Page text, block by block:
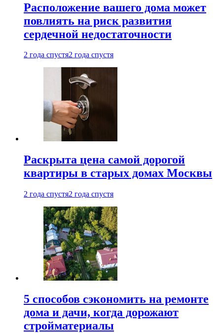
Расположение вашего дома может
повлиять на риск развития
сердечной недостаточности
2 года спустя2 года спустя
Раскрыта цена самой дорогой
квартиры в старых домах Москвы
2 года спустя2 года спустя
5 способов сэкономить на ремонте
дома и дачи, когда дорожают
стройматериалы